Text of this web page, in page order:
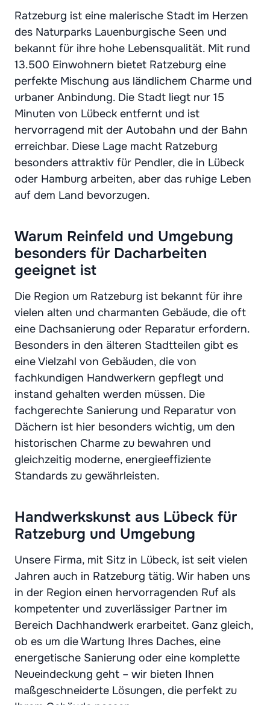
Ratzeburg ist eine malerische Stadt im Herzen
des Naturparks Lauenburgische Seen und
bekannt für ihre hohe Lebensqualität. Mit rund
13.500 Einwohnern bietet Ratzeburg eine
perfekte Mischung aus ländlichem Charme und
urbaner Anbindung. Die Stadt liegt nur 15
Minuten von Lübeck entfernt und ist
hervorragend mit der Autobahn und der Bahn
erreichbar. Diese Lage macht Ratzeburg
besonders attraktiv für Pendler, die in Lübeck
oder Hamburg arbeiten, aber das ruhige Leben
auf dem Land bevorzugen.
Warum Reinfeld und Umgebung
besonders für Dacharbeiten
geeignet ist
Die Region um Ratzeburg ist bekannt für ihre
vielen alten und charmanten Gebäude, die oft
eine Dachsanierung oder Reparatur erfordern.
Besonders in den älteren Stadtteilen gibt es
eine Vielzahl von Gebäuden, die von
fachkundigen Handwerkern gepflegt und
instand gehalten werden müssen. Die
fachgerechte Sanierung und Reparatur von
Dächern ist hier besonders wichtig, um den
historischen Charme zu bewahren und
gleichzeitig moderne, energieeffiziente
Standards zu gewährleisten.
Handwerkskunst aus Lübeck für
Ratzeburg und Umgebung
Unsere Firma, mit Sitz in Lübeck, ist seit vielen
Jahren auch in Ratzeburg tätig. Wir haben uns
in der Region einen hervorragenden Ruf als
kompetenter und zuverlässiger Partner im
Bereich Dachhandwerk erarbeitet. Ganz gleich,
ob es um die Wartung Ihres Daches, eine
energetische Sanierung oder eine komplette
Neueindeckung geht – wir bieten Ihnen
maßgeschneiderte Lösungen, die perfekt zu